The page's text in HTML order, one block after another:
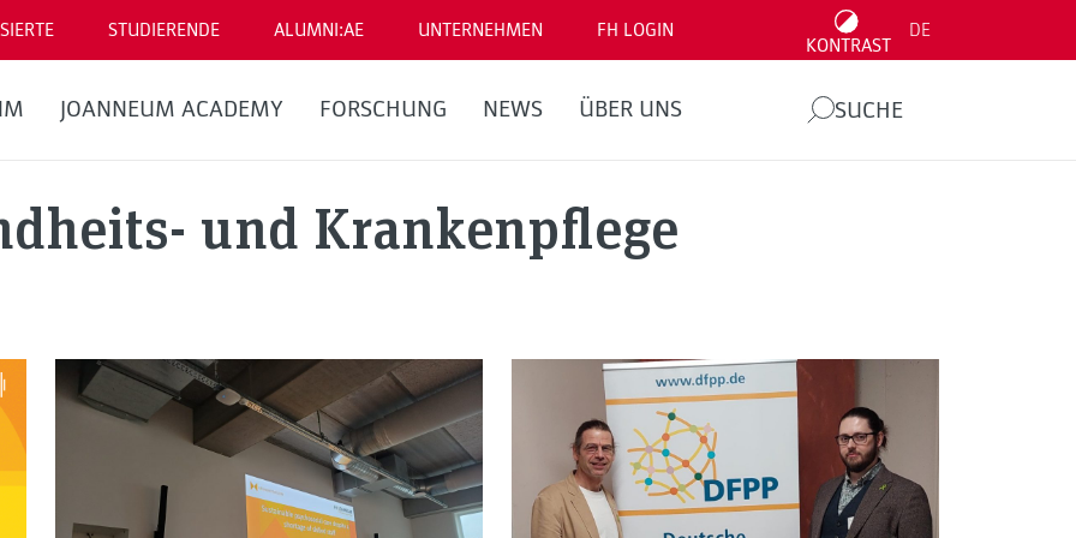
STUDIERENDE ALUMNI:AE UNTERNEHMEN FH LOGIN
KONTRAST
DE
JOANNEUM ACADEMY FORSCHUNG NEWS ÜBER UNS SUCHE
und Krankenpflege